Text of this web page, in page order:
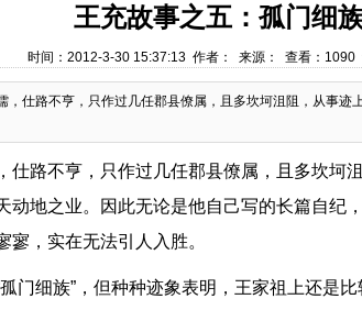
王充故事之五：孤门细
时间：2012-3-30 15:37:13 作者： 来源： 查看： 1090
，仕路不亨，只作过几任郡县僚属，且多坎坷沮阻，从事迹
仕路不亨，只作过几任郡县僚属，且多坎坷
动地之业。因此无论是他自己写的长篇自纪
寥，实在无法引人入胜。
门细族”，但种种迹象表明，王家祖上还是比